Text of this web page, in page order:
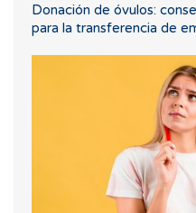
Donación de óvulos:
para la transferencia de